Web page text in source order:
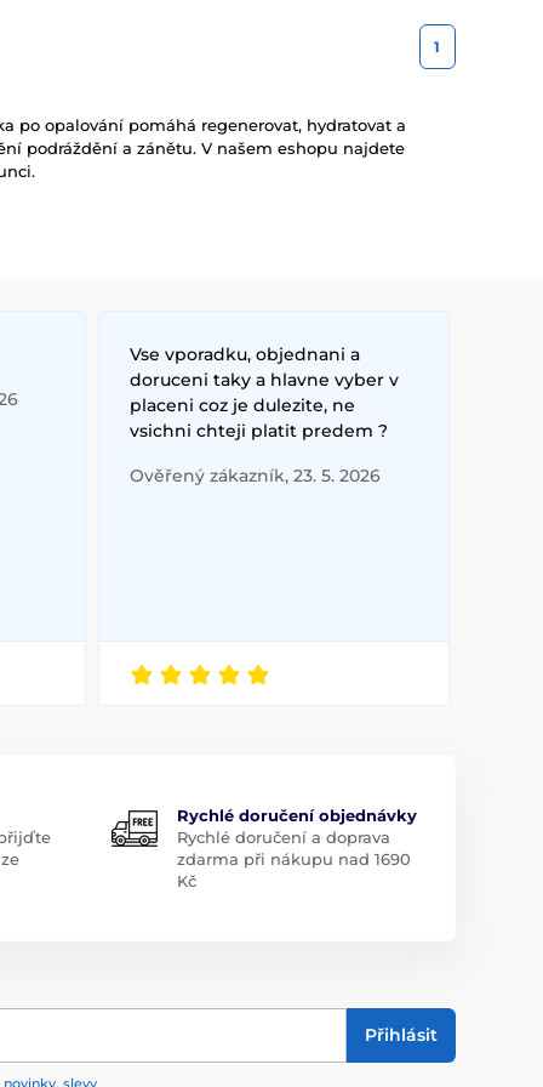
1
po opalování pomáhá regenerovat, hydratovat a
podráždění a zánětu. V našem eshopu najdete
Vse vporadku, objednani a
doruceni taky a hlavne vyber v
placeni coz je dulezite, ne
vsichni chteji platit predem ?
Ověřený zákazník, 23. 5. 2026
Rychlé doručení objednávky
Rychlé doručení a doprava
zdarma při nákupu nad 1690
Kč
Přihlásit
slevy